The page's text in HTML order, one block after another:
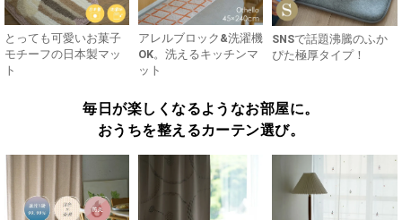
とっても可愛いお菓子
モチーフの日本製マッ
ト
アレルブロック&洗濯機
OK。洗えるキッチンマ
ット
SNSで話題沸騰のふか
ぴた極厚タイプ！
毎日が楽しくなるようなお部屋に。
おうちを整えるカーテン選び。